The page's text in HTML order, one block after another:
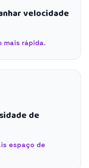
velocidade
mais rápida.
de
espaço de